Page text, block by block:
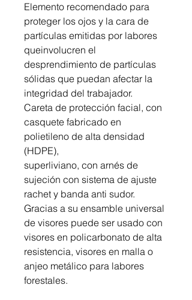
Elemento recomendado para
proteger los ojos y la cara de
partículas emitidas por labores
queinvolucren el
desprendimiento de partículas
sólidas que puedan afectar la
integridad del trabajador.
Careta de protección facial, con
casquete fabricado en
polietileno de alta densidad
(HDPE),
superliviano, con arnés de
sujeción con sistema de ajuste
rachet y banda anti sudor.
Gracias a su ensamble universal
de visores puede ser usado con
visores en policarbonato de alta
resistencia, visores en malla o
anjeo metálico para labores
forestales.